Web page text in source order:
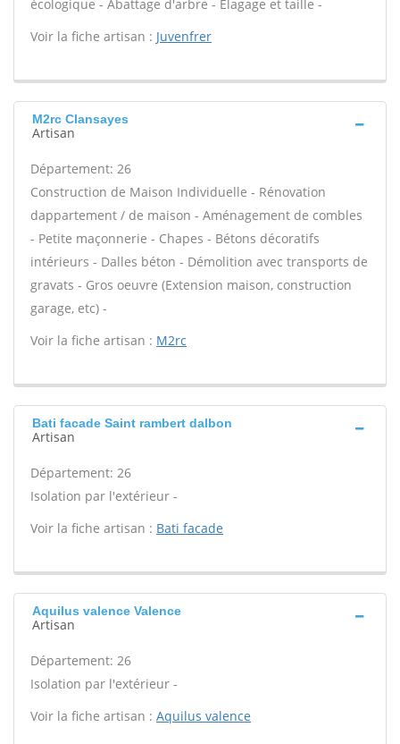
écologique - Abattage d'arbre - Élagage et taille -
Voir la fiche artisan : Juvenfrer
M2rc Clansayes
Artisan
Département: 26
Construction de Maison Individuelle - Rénovation
dappartement / de maison - Aménagement de combles
- Petite maçonnerie - Chapes - Bétons décoratifs
intérieurs - Dalles béton - Démolition avec transports de
gravats - Gros oeuvre (Extension maison, construction
garage, etc) -
Voir la fiche artisan : M2rc
Bati facade Saint rambert dalbon
Artisan
Département: 26
Isolation par l'extérieur -
Voir la fiche artisan : Bati facade
Aquilus valence Valence
Artisan
Département: 26
Isolation par l'extérieur -
Voir la fiche artisan : Aquilus valence